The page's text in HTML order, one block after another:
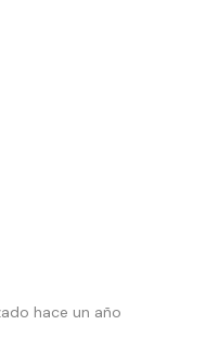
hace un año